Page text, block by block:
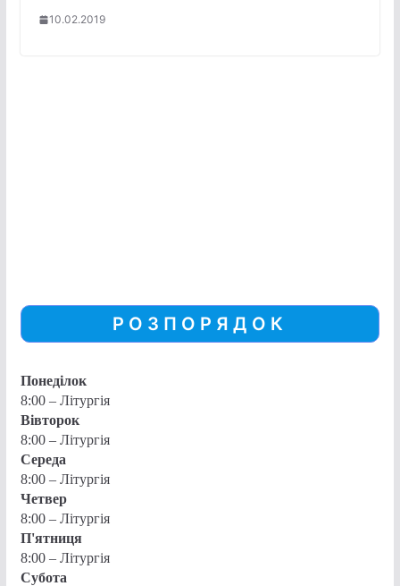
10.02.2019
РОЗПОРЯДОК
Понеділок
8:00 – Літургія
Вівторок
8:00 – Літургія
Середа
8:00 – Літургія
Четвер
8:00 – Літургія
П'ятниця
8:00 – Літургія
Субота